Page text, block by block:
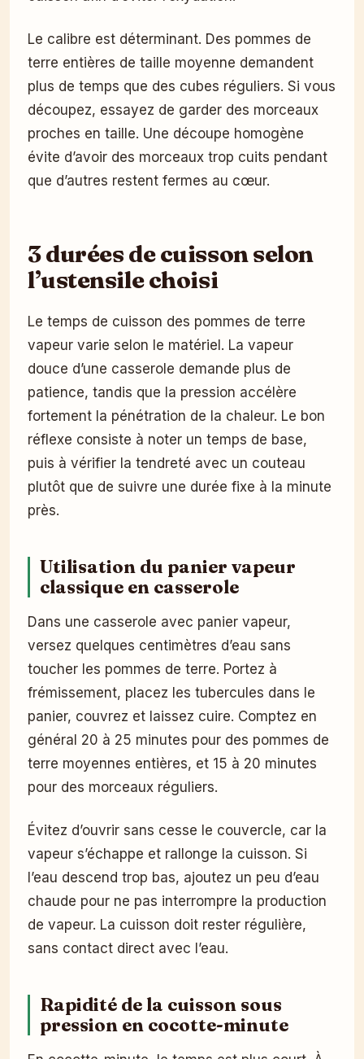
Le calibre est déterminant. Des pommes de
terre entières de taille moyenne demandent
plus de temps que des cubes réguliers. Si vous
découpez, essayez de garder des morceaux
proches en taille. Une découpe homogène
évite d’avoir des morceaux trop cuits pendant
que d’autres restent fermes au cœur.
3 durées de cuisson selon
l’ustensile choisi
Le temps de cuisson des pommes de terre
vapeur varie selon le matériel. La vapeur
douce d’une casserole demande plus de
patience, tandis que la pression accélère
fortement la pénétration de la chaleur. Le bon
réflexe consiste à noter un temps de base,
puis à vérifier la tendreté avec un couteau
plutôt que de suivre une durée fixe à la minute
près.
Utilisation du panier vapeur
classique en casserole
Dans une casserole avec panier vapeur,
versez quelques centimètres d’eau sans
toucher les pommes de terre. Portez à
frémissement, placez les tubercules dans le
panier, couvrez et laissez cuire. Comptez en
général 20 à 25 minutes pour des pommes de
terre moyennes entières, et 15 à 20 minutes
pour des morceaux réguliers.
Évitez d’ouvrir sans cesse le couvercle, car la
vapeur s’échappe et rallonge la cuisson. Si
l’eau descend trop bas, ajoutez un peu d’eau
chaude pour ne pas interrompre la production
de vapeur. La cuisson doit rester régulière,
sans contact direct avec l’eau.
Rapidité de la cuisson sous
pression en cocotte-minute